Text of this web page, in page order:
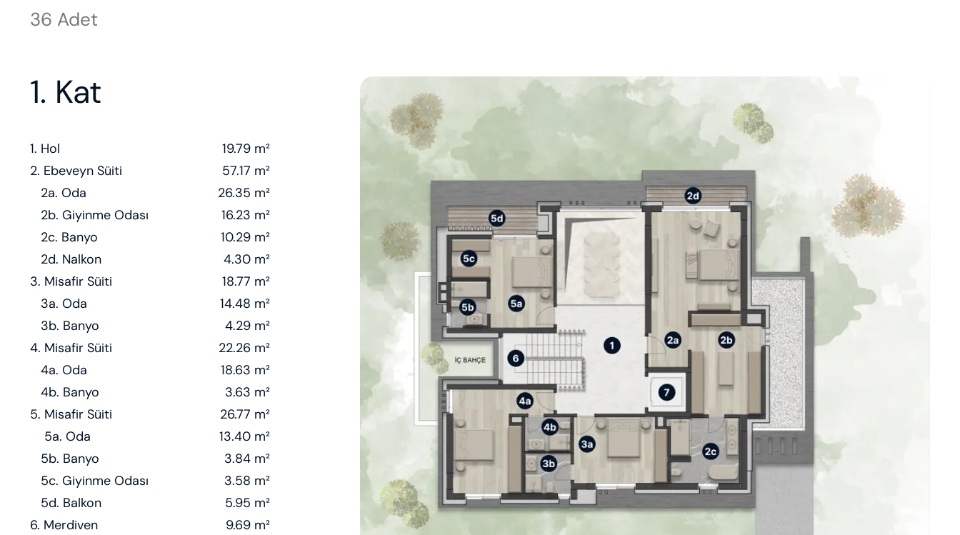
36 Adet
1. Kat
1. Hol
19.79 m²
2. Ebeveyn Süiti
57.17 m²
2a. Oda
26.35 m²
2b. Giyinme Odası
16.23 m²
2c. Banyo
10.29 m²
2d. Nalkon
4.30 m²
3. Misafir Süiti
18.77 m²
3a. Oda
14.48 m²
3b. Banyo
4.29 m²
4. Misafir Süiti
22.26 m²
4a. Oda
18.63 m²
4b. Banyo
3.63 m²
5. Misafir Süiti
26.77 m²
5a. Oda
13.40 m²
5b. Banyo
3.84 m²
5c. Giyinme Odası
3.58 m²
5d. Balkon
5.95 m²
6. Merdiven
9.69 m²